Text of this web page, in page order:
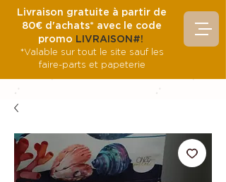
Livraison gratuite à partir de
80€ d'achats* avec le code
promo LIVRAISON#!
*Valable sur tout le site sauf les
faire-parts et papeterie